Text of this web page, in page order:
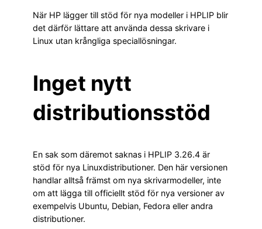
När HP lägger till stöd för nya modeller i HPLIP blir
det därför lättare att använda dessa skrivare i
Linux utan krångliga speciallösningar.
Inget nytt
distributionsstöd
En sak som däremot saknas i HPLIP 3.26.4 är
stöd för nya Linuxdistributioner. Den här versionen
handlar alltså främst om nya skrivarmodeller, inte
om att lägga till officiellt stöd för nya versioner av
exempelvis Ubuntu, Debian, Fedora eller andra
distributioner.